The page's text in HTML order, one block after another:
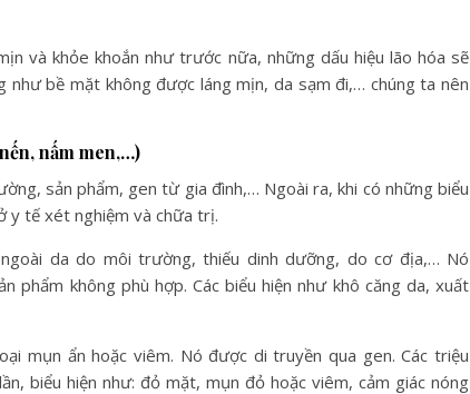
và khỏe khoắn như trước nữa, những dấu hiệu lão hóa sẽ
như bề mặt không được láng mịn, da sạm đi,… chúng ta nên
nấm men,…)
sản phẩm, gen từ gia đình,… Ngoài ra, khi có những biểu
y tế xét nghiệm và chữa trị.
da do môi trường, thiếu dinh dưỡng, do cơ địa,… Nó
phẩm không phù hợp. Các biểu hiện như khô căng da, xuất
mụn ẩn hoặc viêm. Nó được di truyền qua gen. Các triệu
biểu hiện như: đỏ mặt, mụn đỏ hoặc viêm, cảm giác nóng